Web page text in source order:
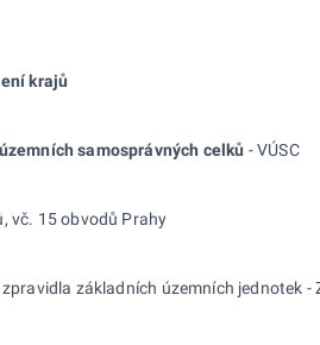
krajů
samosprávných celků - VÚSC
vč. 15 obvodů Prahy
základních územních jednotek -